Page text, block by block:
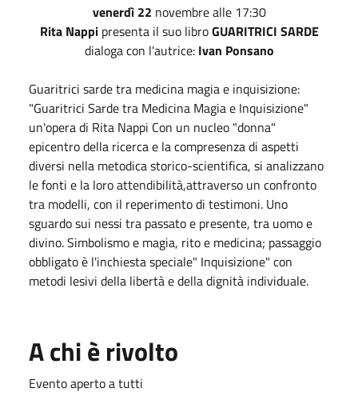
venerdì 22 novembre alle 17:30
Rita Nappi presenta il suo libroGUARITRICI SARDE
dialoga con l'autrice:Ivan Ponsano
Guaritrici sarde tra medicina magia e inquisizione:
"Guaritrici Sarde tra Medicina Magia e Inquisizione"
un'opera di Rita Nappi Con un nucleo "donna"
epicentro della ricerca e la compresenza di aspetti
diversi nella metodica storico-scientifica, si analizzano
le fonti e la loro attendibilità,attraverso un confronto
tra modelli, con il reperimento di testimoni. Uno
sguardo sui nessi tra passato e presente, tra uomo e
divino. Simbolismo e magia, rito e medicina; passaggio
obbligato è l'inchiesta speciale" Inquisizione" con
metodi lesivi della libertà e della dignità individuale.
A chi è rivolto
Evento aperto a tutti